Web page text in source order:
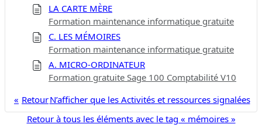
LA CARTE MÈRE
Formation maintenance informatique gratuite
C. LES MÉMOIRES
Formation maintenance informatique gratuite
A. MICRO-ORDINATEUR
Formation gratuite Sage 100 Comptabilité V10
RetourN’afficher que les Activités et ressources signalées
Retour à tous les éléments avec le tag « mémoires »